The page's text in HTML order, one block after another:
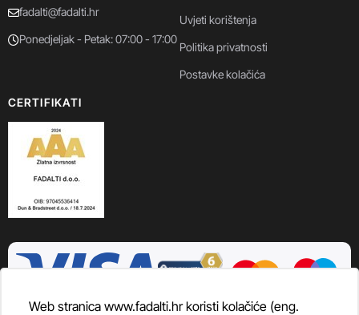
fadalti@fadalti.hr
Ponedjeljak - Petak: 07:00 - 17:00
Uvjeti korištenja
Politika privatnosti
Postavke kolačića
CERTIFIKATI
Web stranica www.fadalti.hr koristi kolačiće (eng.